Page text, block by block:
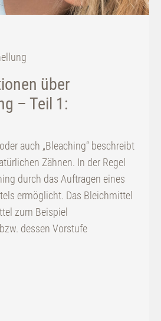
über
– Teil 1:
auch „Bleaching“ beschreibt
Zähnen. In der Regel
durch das Auftragen eines
ermöglicht. Das Bleichmittel
zum Beispiel
dessen Vorstufe